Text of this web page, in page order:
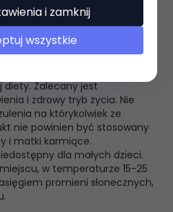
stosować 4 żelki dziennie.
porcji do spożycia.
stosowany jako substytut
diety. Zalecany jest
i zdrowy tryb życia. Nie
na którykolwiek ze
nie powinien być stosowany
i matki karmiące.
dla małych dzieci.
w temperaturze 15-25
promieni słonecznych,
i zamknij
wszystkie